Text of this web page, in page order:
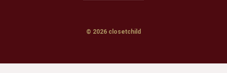
© 2026 closetchild